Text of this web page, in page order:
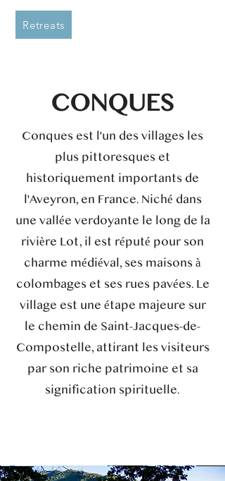
Retreats
CONQUES
Conques est l'un des villages les
plus pittoresques et
historiquement importants de
l'Aveyron, en France. Niché dans
une vallée verdoyante le long de la
rivière Lot, il est réputé pour son
charme médiéval, ses maisons à
colombages et ses rues pavées. Le
village est une étape majeure sur
le chemin de Saint-Jacques-de-
Compostelle, attirant les visiteurs
par son riche patrimoine et sa
signification spirituelle.